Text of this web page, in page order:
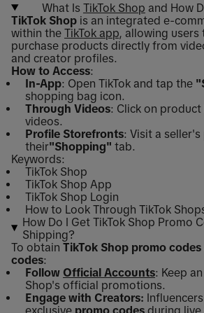
What Is TikTok Shop and How
TikTok Shop is an integrated e-
within the TikTok app, allowing users
purchase products directly from
and creator profiles.
How to Access:
In-App: Open TikTok and tap the
shopping bag icon.
Through Videos: Click on product
videos.
Profile Storefronts: Visit a
their"Shopping" tab.
Keywords:
TikTok Shop
TikTok Shop App
TikTok Shop Login
How to Look Through TikTok
How Do I Get TikTok Shop Promo
Shipping?
To obtain TikTok Shop promo codes
codes:
Follow Official Accounts: Keep
Shop's official promotions.
Engage with Creators:
exclusive promo codes during live